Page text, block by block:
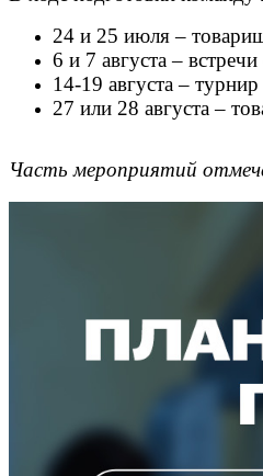
24 и 25 июля –
6 и 7 августа –
14-19 августа –
27 или 28 августа –
Часть мероприятий